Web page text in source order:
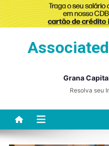
Grana
Resolva seu